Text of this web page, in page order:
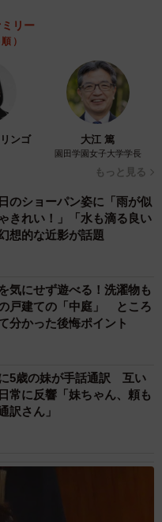
リー
）
ンゴ 大江 篤
園田学園女子大学学長
もっと見る
のショーパン姿に「雨が似
きれい！」「水も滴る良い
想的な近影が話題
気にせず遊べる！洗濯物も
戸建ての「中庭」 ところ
分かった後悔ポイント
5歳の妹が手話通訳 互い
常に反響「妹ちゃん、頼も
訳さん」